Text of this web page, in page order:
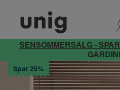
SENSOMMERSALG -
Spar 25%